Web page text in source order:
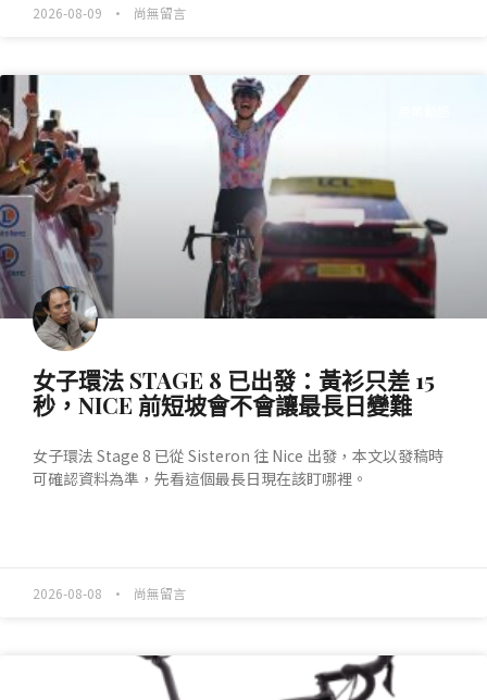
2026-08-09 尚無留言
女子環法 STAGE 8 已出發：黃衫只差 15
秒，NICE 前短坡會不會讓最長日變難
女子環法 Stage 8 已從 Sisteron 往 Nice 出發，本文以發稿時
可確認資料為準，先看這個最長日現在該盯哪裡。
2026-08-08 尚無留言